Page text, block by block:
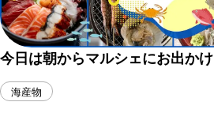
今日は朝からマルシェにお出かけ
海産物